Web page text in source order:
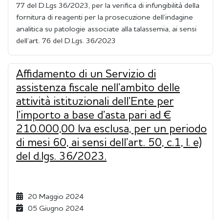
77 del D.Lgs 36/2023, per la verifica di infungibilità della
fornitura di reagenti per la prosecuzione dell’indagine
analitica su patologie associate alla talassemia, ai sensi
dell’art. 76 del D.Lgs. 36/2023
Affidamento di un Servizio di
assistenza fiscale nell’ambito delle
attività istituzionali dell’Ente per
l’importo a base d’asta pari ad €
210.000,00 Iva esclusa, per un periodo
di mesi 60, ai sensi dell’art. 50, c.1, l. e)
del d.lgs. 36/2023.
20 Maggio 2024
05 Giugno 2024